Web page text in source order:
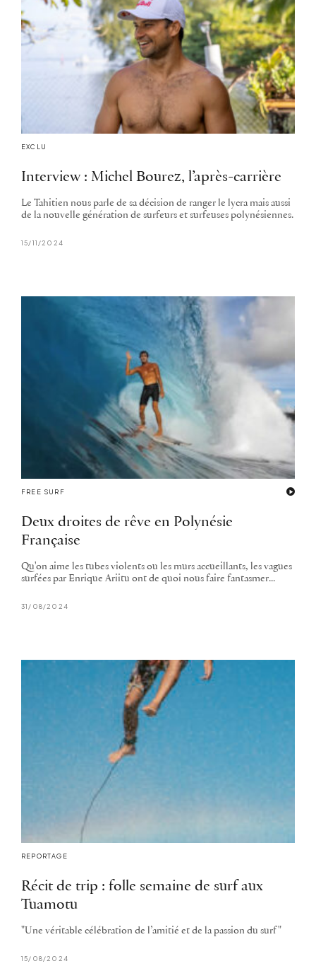
EXCLU
Interview : Michel Bourez, l’après-carrière
Le Tahitien nous parle de sa décision de ranger le lycra mais aussi
de la nouvelle génération de surfeurs et surfeuses polynésiennes.
15/11/2024
FREE SURF
Deux droites de rêve en Polynésie
Française
Qu'on aime les tubes violents ou les murs accueillants, les vagues
surfées par Enrique Ariitu ont de quoi nous faire fantasmer...
31/08/2024
REPORTAGE
Récit de trip : folle semaine de surf aux
Tuamotu
"Une véritable célébration de l’amitié et de la passion du surf"
15/08/2024